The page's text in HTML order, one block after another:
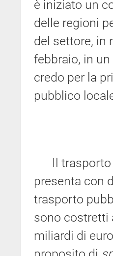
è iniziato un
delle regioni
del settore, in
febbraio, in
credo per la
pubblico
Il trasporto
presenta con
trasporto
sono costretti
miliardi di